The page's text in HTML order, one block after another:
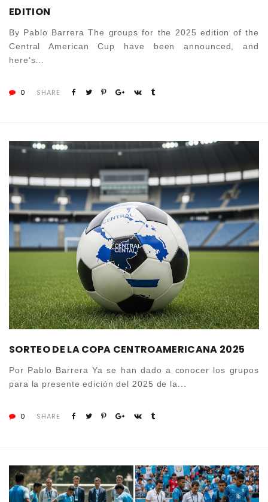
EDITION
By Pablo Barrera The groups for the 2025 edition of the
Central American Cup have been announced, and
here's...
0 SHARE
SORTEO DE LA COPA CENTROAMERICANA 2025
Por Pablo Barrera Ya se han dado a conocer los grupos
para la presente edición del 2025 de la...
0 SHARE